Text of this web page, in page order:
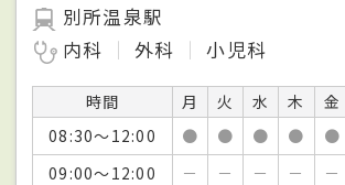
別所温泉駅
内科
外科 小児科
時間 月 火 水 木 金
08:30～12:00
● ● ● ● ●
09:00～12:00
－ － － － －